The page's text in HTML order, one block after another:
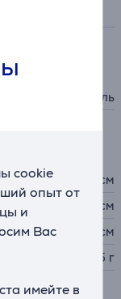
cookie
опыт от
и
Вас
имейте в
держатель
23,5 см
82,5 см
15,5 см
9,5 г